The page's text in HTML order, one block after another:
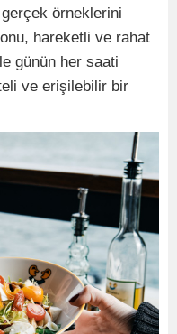
örneklerini
hareketli ve rahat
günün her saati
ve erişilebilir bir